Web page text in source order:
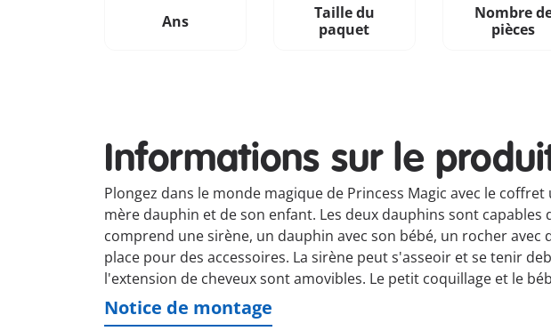
Ans
Taille du
paquet
Nombre
pièces
Informations sur le
Plongez dans le monde magique de Princess Magic avec le
mère dauphin et de son enfant. Les deux dauphins sont
comprend une sirène, un dauphin avec son bébé, un rocher
place pour des accessoires. La sirène peut s'asseoir et se tenir
l'extension de cheveux sont amovibles. Le petit coquillage et le
Notice de montage